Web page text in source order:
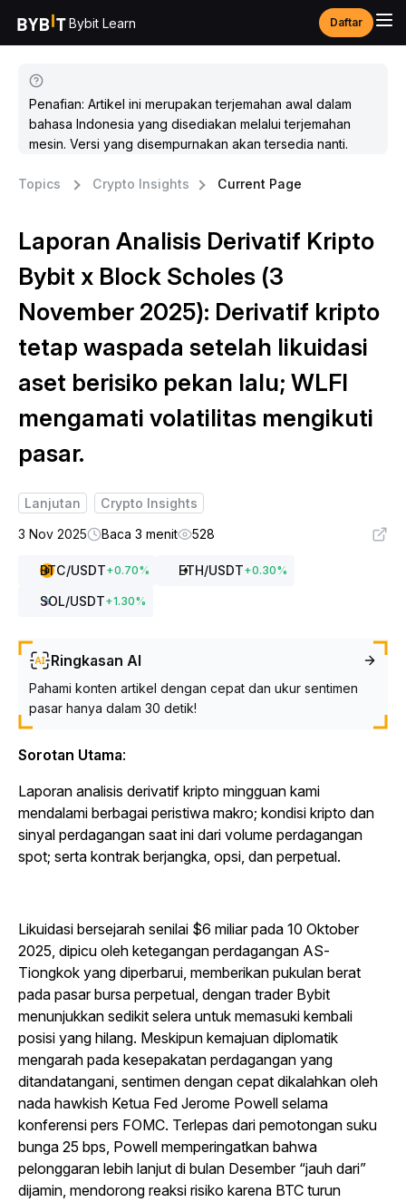
Bybit Learn Daftar
Penafian: Artikel ini merupakan terjemahan awal dalam
bahasa Indonesia yang disediakan melalui terjemahan
mesin. Versi yang disempurnakan akan tersedia nanti.
Topics Crypto Insights Current Page
Laporan Analisis Derivatif Kripto
Bybit x Block Scholes (3
November 2025): Derivatif kripto
tetap waspada setelah likuidasi
aset berisiko pekan lalu; WLFI
mengamati volatilitas mengikuti
pasar.
Lanjutan
Crypto Insights
3 Nov 2025
Baca 3 menit 528
BTC/USDT+0.70% ETH/USDT+0.30%
SOL/USDT+1.30%
Ringkasan AI
Pahami konten artikel dengan cepat dan ukur sentimen
pasar hanya dalam 30 detik!
Sorotan Utama:
Laporan analisis derivatif kripto mingguan kami
mendalami berbagai peristiwa makro; kondisi kripto dan
sinyal perdagangan saat ini dari volume perdagangan
spot; serta kontrak berjangka, opsi, dan perpetual.
Likuidasi bersejarah senilai $6 miliar pada 10 Oktober
2025, dipicu oleh ketegangan perdagangan AS-
Tiongkok yang diperbarui, memberikan pukulan berat
pada pasar bursa perpetual, dengan trader Bybit
menunjukkan sedikit selera untuk memasuki kembali
posisi yang hilang. Meskipun kemajuan diplomatik
mengarah pada kesepakatan perdagangan yang
ditandatangani, sentimen dengan cepat dikalahkan oleh
nada hawkish Ketua Fed Jerome Powell selama
konferensi pers FOMC. Terlepas dari pemotongan suku
bunga 25 bps, Powell memperingatkan bahwa
pelonggaran lebih lanjut di bulan Desember “jauh dari”
dijamin, mendorong reaksi risiko karena BTC turun